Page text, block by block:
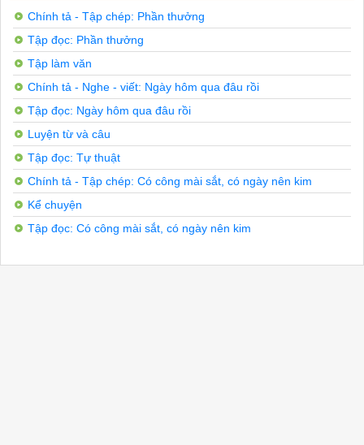
Chính tả - Tập chép: Phần thưởng
Tập đọc: Phần thưởng
Tập làm văn
Chính tả - Nghe - viết: Ngày hôm qua đâu rồi
Tập đọc: Ngày hôm qua đâu rồi
Luyện từ và câu
Tập đọc: Tự thuật
Chính tả - Tập chép: Có công mài sắt, có ngày nên kim
Kể chuyện
Tập đọc: Có công mài sắt, có ngày nên kim